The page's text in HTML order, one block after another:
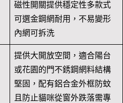
磁性開關提供穩定性多款式
可選金鋼網耐用，不易變形
內網可拆洗
提供大開放空間，適合陽台
或花園的門不銹鋼網料結構
堅固，配有鋁合金外框防蚊
且防止貓咪從窗外跌落需專